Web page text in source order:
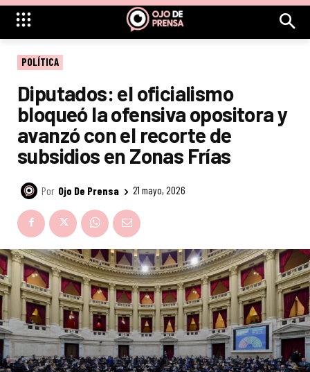
POLÍTICA
Diputados: el oficialismo
bloqueó la ofensiva opositora y
avanzó con el recorte de
subsidios en Zonas Frías
Por Ojo De Prensa 21 mayo, 2026